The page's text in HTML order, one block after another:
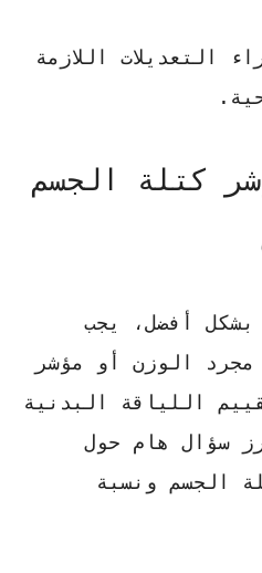
التعديلات اللازمة
كتلة الجسم
أفضل، يجب
الوزن أو مؤشر
اللياقة البدنية
سؤال هام حول
الجسم ونسبة